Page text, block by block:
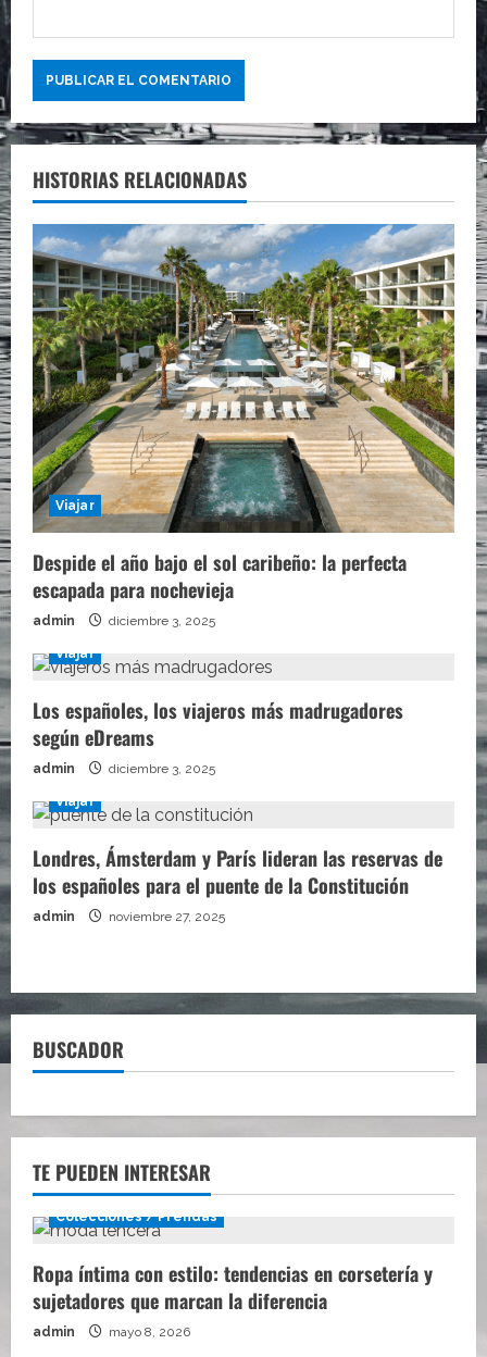
HISTORIAS RELACIONADAS
Viajar
Despide el año bajo el sol caribeño: la perfecta
escapada para nochevieja
admin diciembre 3, 2025
Viajar
Los españoles, los viajeros más madrugadores
según eDreams
admin diciembre 3, 2025
Viajar
Londres, Ámsterdam y París lideran las reservas de
los españoles para el puente de la Constitución
admin noviembre 27, 2025
BUSCADOR
TE PUEDEN INTERESAR
Colecciones / Prendas
Ropa íntima con estilo: tendencias en corsetería y
sujetadores que marcan la diferencia
admin mayo 8, 2026